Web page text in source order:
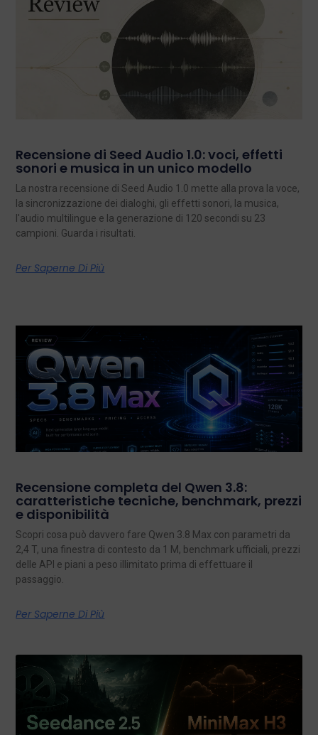
Recensione di Seed Audio 1.0: voci, effetti
sonori e musica in un unico modello
La nostra recensione di Seed Audio 1.0 mette alla prova la voce,
la sincronizzazione dei dialoghi, gli effetti sonori, la musica,
l'audio multilingue e la generazione di 120 secondi su 23
campioni. Guarda i risultati.
Per Saperne Di Più
Recensione completa del Qwen 3.8:
caratteristiche tecniche, benchmark, prezzi
e disponibilità
Scopri cosa può davvero fare Qwen 3.8 Max con parametri da
2,4 T, una finestra di contesto da 1 M, benchmark ufficiali, prezzi
delle API e piani a peso illimitato prima di effettuare il
passaggio.
Per Saperne Di Più